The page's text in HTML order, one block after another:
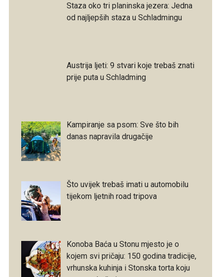
Staza oko tri planinska jezera: Jedna
od najljepših staza u Schladmingu
Austrija ljeti: 9 stvari koje trebaš znati
prije puta u Schladming
Kampiranje sa psom: Sve što bih
danas napravila drugačije
Što uvijek trebaš imati u automobilu
tijekom ljetnih road tripova
Konoba Baća u Stonu mjesto je o
kojem svi pričaju: 150 godina tradicije,
vrhunska kuhinja i Stonska torta koju